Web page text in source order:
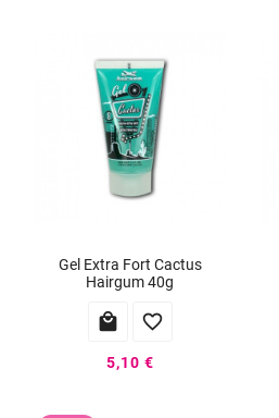
Gel Extra Fort Cactus
Hairgum 40g
 
5,10 €